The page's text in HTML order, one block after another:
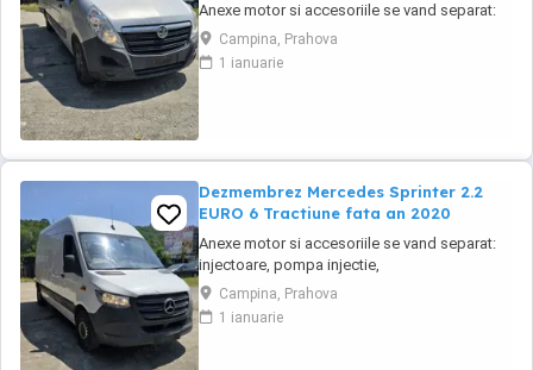
Anexe motor si accesoriile se vand separat:
injectoare, pompa injectie,
inalte,benzina,alternator, electromotor,
turbina, compresor clima, cutie de viteze,
Campina, Prahova
1 ianuarie
Dezmembrez Mercedes Sprinter 2.2
EURO 6 Tractiune fata an 2020
Anexe motor si accesoriile se vand separat:
injectoare, pompa injectie,
inalte,benzina,alternator, electromotor,
turbina, compresor clima, cutie de viteze,
planetare, amortizoare, componente
Campina, Prahova
1 ianuarie